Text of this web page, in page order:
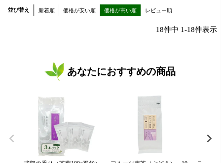
並び替え 新着順 価格が安い順 価格が高い順 レビュー順
18件中 1-18件表示
あなたにおすすめの商品